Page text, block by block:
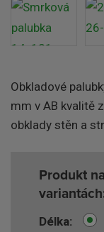
Obkladové
mm v AB kvalitě
obklady stěn a
Produkt
Délka